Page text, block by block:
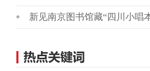
新见南京图书馆藏“四川小唱